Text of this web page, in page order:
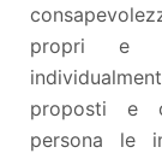
propri e
proposti e
persona le